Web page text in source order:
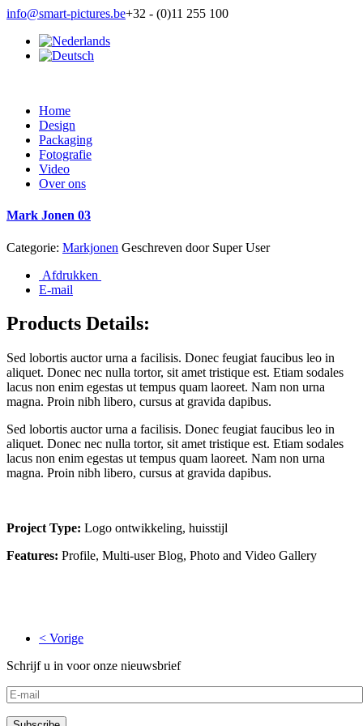
info@smart-pictures.be+32 - (0)11 255 100
Home
Design
Packaging
Fotografie
Video
Over ons
Mark Jonen 03
Categorie: Markjonen Geschreven door Super User
Afdrukken
E-mail
Products Details:
Sed lobortis auctor urna a facilisis. Donec feugiat faucibus leo in
aliquet. Donec nec nulla tortor, sit amet tristique est. Etiam sodales
lacus non enim egestas ut tempus quam laoreet. Nam non urna
magna. Proin nibh libero, cursus at gravida dapibus.
Sed lobortis auctor urna a facilisis. Donec feugiat faucibus leo in
aliquet. Donec nec nulla tortor, sit amet tristique est. Etiam sodales
lacus non enim egestas ut tempus quam laoreet. Nam non urna
magna. Proin nibh libero, cursus at gravida dapibus.
Project Type: Logo ontwikkeling, huisstijl
Features: Profile, Multi-user Blog, Photo and Video Gallery
< Vorige
Schrijf u in voor onze nieuwsbrief